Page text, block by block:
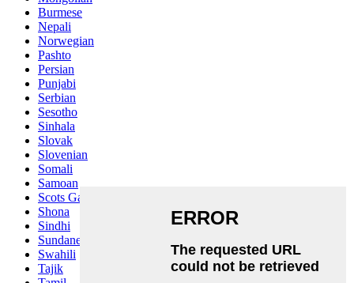
Burmese
Nepali
Norwegian
Pashto
Persian
Punjabi
Serbian
Sesotho
Sinhala
Slovak
Slovenian
Somali
Samoan
Scots Gaelic
Shona
Sindhi
Sundanese
Swahili
Tajik